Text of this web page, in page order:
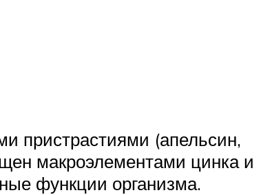
пристрастиями (апельсин,
макроэлементами цинка и
функции организма.